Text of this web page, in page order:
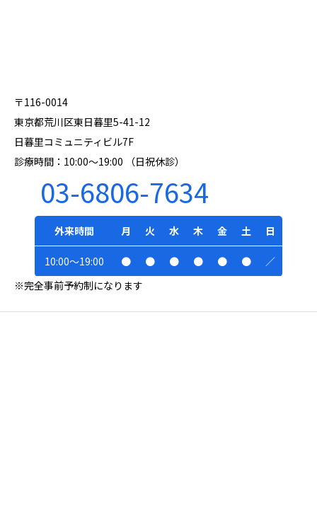
〒116-0014
東京都荒川区東日暮里5-41-12
日暮里コミュニティビル7F
診療時間：10:00～19:00 （日祝休診）
03-6806-7634
外来時間 月 火 水 木 金 土 日
10:00～19:00 ● ● ● ● ● ●
／
※完全事前予約制になります